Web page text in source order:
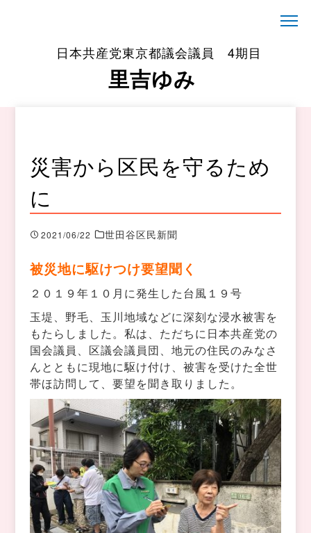
日本共産党東京都議会議員 4期目
里吉ゆみ
災害から区民を守るため
に
2021/06/22 世田谷区民新聞
被災地に駆けつけ要望聞く
２０１９年１０月に発生した台風１９号
玉堤、野毛、玉川地域などに深刻な浸水被害を
もたらしました。私は、ただちに日本共産党の
国会議員、区議会議員団、地元の住民のみなさ
んとともに現地に駆け付け、被害を受けた全世
帯ほ訪問して、要望を聞き取りました。